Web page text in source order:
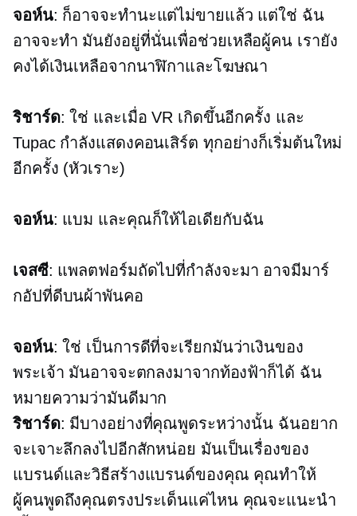
จอห์น: ก็อาจจะทำนะแต่ไม่ขายแล้ว แต่ใช่ ฉัน
อาจจะทำ มันยังอยู่ที่นั่นเพื่อช่วยเหลือผู้คน เรายัง
คงได้เงินเหลือจากนาฬิกาและโฆษณา
ริชาร์ด: ใช่ และเมื่อ VR เกิดขึ้นอีกครั้ง และ
Tupac กำลังแสดงคอนเสิร์ต ทุกอย่างก็เริ่มต้นใหม่
อีกครั้ง (หัวเราะ)
จอห์น: แบม และคุณก็ให้ไอเดียกับฉัน
เจสซี: แพลตฟอร์มถัดไปที่กำลังจะมา อาจมีมาร์
กอัปที่ดีบนผ้าพันคอ
จอห์น: ใช่ เป็นการดีที่จะเรียกมันว่าเงินของ
พระเจ้า มันอาจจะตกลงมาจากท้องฟ้าก็ได้ ฉัน
หมายความว่ามันดีมาก
ริชาร์ด: มีบางอย่างที่คุณพูดระหว่างนั้น ฉันอยาก
จะเจาะลึกลงไปอีกสักหน่อย มันเป็นเรื่องของ
แบรนด์และวิธีสร้างแบรนด์ของคุณ คุณทำให้
ผู้คนพูดถึงคุณตรงประเด็นแค่ไหน คุณจะแนะนำ